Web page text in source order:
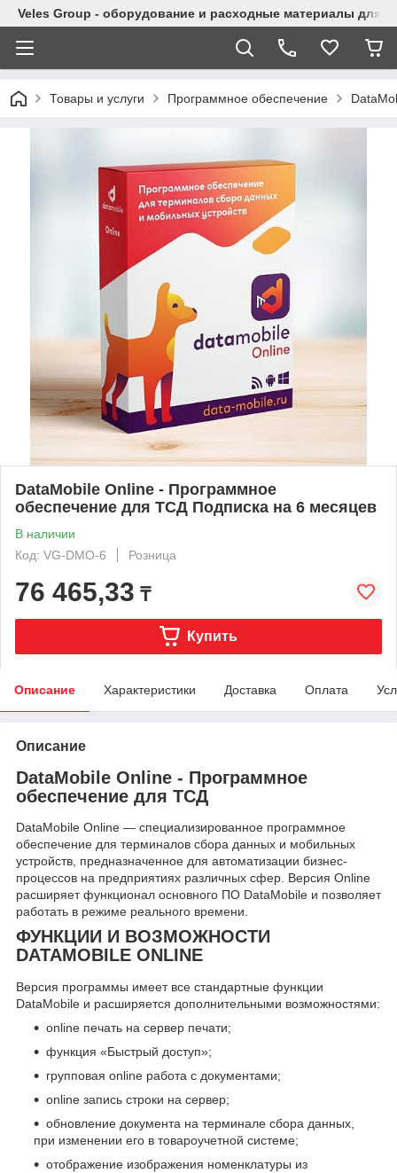
Veles Group - оборудование и расходные материалы для
Товары и услуги Программное обеспечение
DataMobile Online - Программное
обеспечение для ТСД Подписка на 6 месяцев
В наличии
Код: VG-DMO-6
Розница
76 465,33 ₸
Купить
Описание Характеристики Доставка Оплата
Описание
DataMobile Online - Программное
обеспечение для ТСД
DataMobile Online — специализированное программное
обеспечение для терминалов сбора данных и мобильных
устройств, предназначенное для автоматизации бизнес-
процессов на предприятиях различных сфер. Версия Online
расширяет функционал основного ПО DataMobile и позволяет
работать в режиме реального времени.
ФУНКЦИИ И ВОЗМОЖНОСТИ
DATAMOBILE ONLINE
Версия программы имеет все стандартные функции
DataMobile и расширяется дополнительными возможностями:
online печать на сервер печати;
функция «Быстрый доступ»;
групповая online работа с документами;
online запись строки на сервер;
обновление документа на терминале сбора данных,
при изменении его в товароучетной системе;
отображение изображения номенклатуры из